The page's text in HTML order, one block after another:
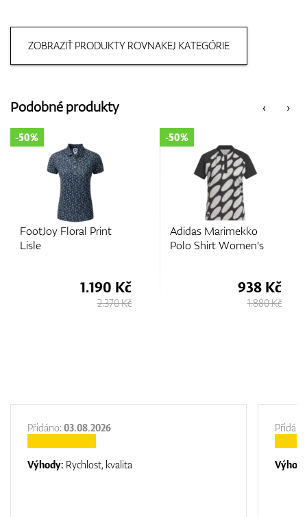
Bagy
Dárkové poukazy
ZOBRAZIŤ PRODUKTY ROVNAKEJ KATEGÓRIE
‹
Podobné produkty ›
FootJoy Floral Print
Lisle
-50%
1.190 Kč
2.370 Kč
Adidas Marimekko
Polo Shirt Women's
-50%
938 Kč
1.880 Kč
Přidáno: 03.08.2026
Výhody: Rychlost, kvalita